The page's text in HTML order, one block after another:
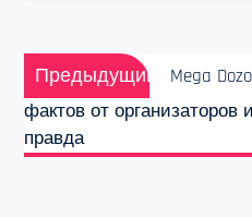
Навигация
по
записям
Предыдущий
запись:
Mega
фактов от организаторов
правда